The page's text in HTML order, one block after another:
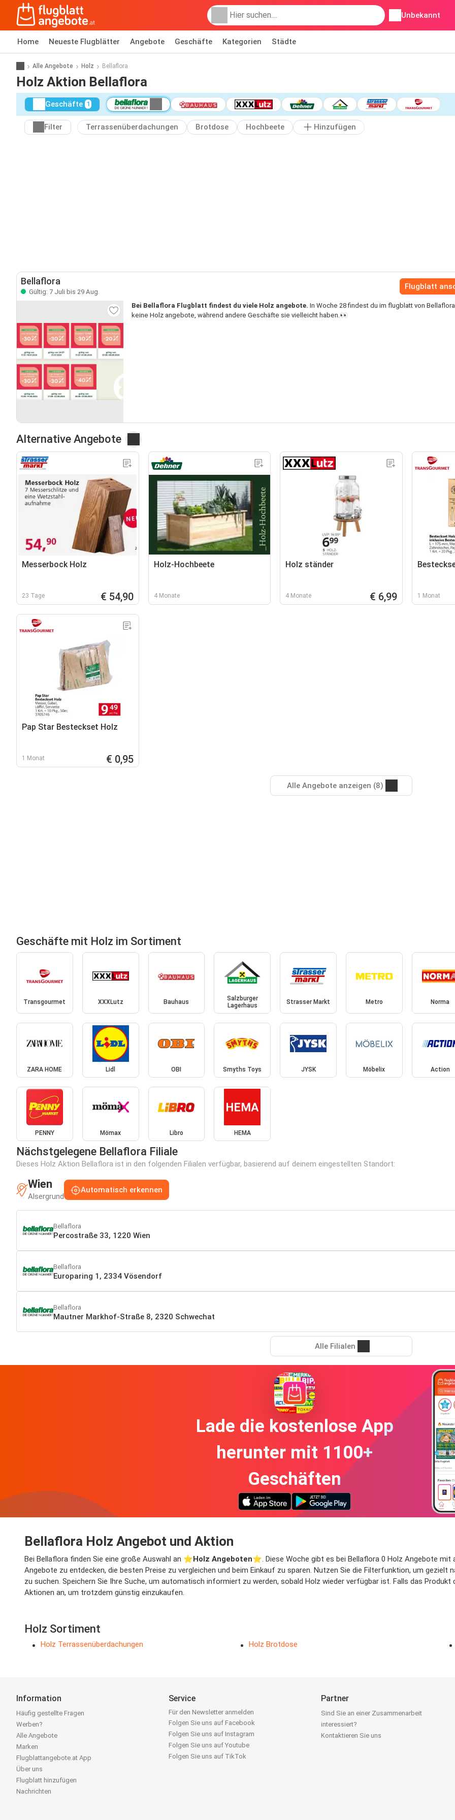
Unbekannt
Home Neueste Flugblätter Angebote Geschäfte Kategorien Städte
Alle Angebote Holz Bellaflora
Holz Aktion Bellaflora
Geschäfte 1
Filter Terrassenüberdachungen Brotdose Hochbeete Hinzufügen
Bellaflora
Gültig: 7 Juli bis 29 Aug.
Flugblatt
Bei Bellaflora Flugblatt findest du viele Holz angebote. In Woche 28 findest du im flugblatt von
keine Holz angebote, während andere Geschäfte sie vielleicht haben.👀
Alternative Angebote
Messerbock Holz
23 Tage € 54,90
Holz-Hochbeete
4 Monate
Holz ständer
4 Monate € 6,99 1 Monat
Pap Star Besteckset Holz
1 Monat € 0,95
Alle Angebote anzeigen (8)
Geschäfte mit Holz im Sortiment
Transgourmet XXXLutz Bauhaus
Salzburger
Lagerhaus
Strasser Markt Metro Norma
ZARA HOME Lidl OBI Smyths Toys JYSK Möbelix Action
PENNY Mömax Libro HEMA
Nächstgelegene Bellaflora Filiale
Dieses Holz Aktion Bellaflora ist in den folgenden Filialen verfügbar, basierend auf deinem eingestellten Standort:
Wien
Alsergrund
Automatisch erkennen
Bellaflora
Percostraße 33, 1220 Wien
Bellaflora
Europaring 1, 2334 Vösendorf
Bellaflora
Mautner Markhof-Straße 8, 2320 Schwechat
Alle Filialen
Lade die kostenlose App
herunter mit 1100+
Geschäften
Bellaflora Holz Angebot und Aktion
Bei Bellaflora finden Sie eine große Auswahl an ⭐️Holz Angeboten⭐️. Diese Woche gibt es bei Bellaflora 0 Holz Angebote
Angebote zu entdecken, die besten Preise zu vergleichen und beim Einkauf zu sparen. Nutzen Sie die Filterfunktion, um
zu suchen. Speichern Sie Ihre Suche, um automatisch informiert zu werden, sobald Holz wieder verfügbar ist. Falls das
Aktionen an, um trotzdem günstig einzukaufen.
Holz Sortiment
Holz Terrassenüberdachungen Holz Brotdose
Information
Häufig gestellte Fragen
Werben?
Alle Angebote
Marken
Flugblattangebote.at App
Über uns
Flugblatt hinzufügen
Nachrichten
Service
Für den Newsletter anmelden
Folgen Sie uns auf Facebook
Folgen Sie uns auf Instagram
Folgen Sie uns auf Youtube
Folgen Sie uns auf TikTok
Partner
Sind Sie an einer Zusammenarbeit
interessiert?
Kontaktieren Sie uns